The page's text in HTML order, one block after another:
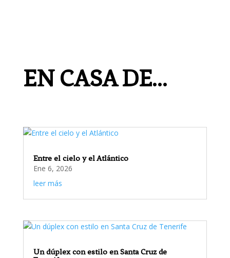
EN CASA DE…
Entre el cielo y el Atlántico
Ene 6, 2026
leer más
Un dúplex con estilo en Santa Cruz de